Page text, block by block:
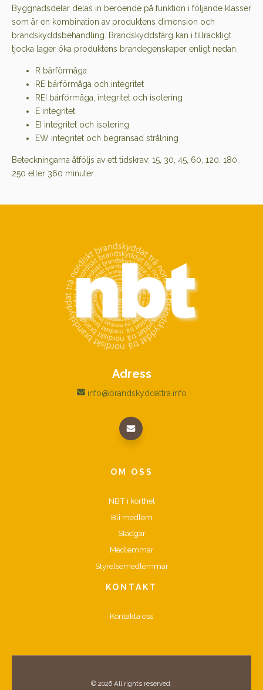
Byggnadsdelar delas in beroende på funktion i följande klasser
som är en kombination av produktens dimension och
brandskyddsbehandling. Brandskyddsfärg kan i tillräckligt
tjocka lager öka produktens brandegenskaper enligt nedan.
R bärförmåga
RE bärförmåga och integritet
REI bärförmåga, integritet och isolering
E integritet
EI integritet och isolering
EW integritet och begränsad strålning
Beteckningarna åtföljs av ett tidskrav: 15, 30, 45, 60, 120, 180,
250 eller 360 minuter.
Adress
info@brandskyddattra.info
OM OSS
NBT i korthet
Bli medlem
Stadgar
Medlemmar
Styrelsemedlemmar
KONTAKT
Kontakta oss
© 2026 All rights reserved.